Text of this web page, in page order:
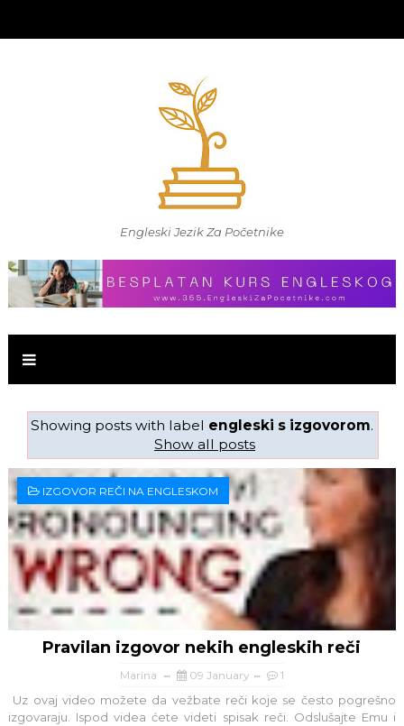
Engleski Jezik Za Početnike
Showing posts with label engleski s izgovorom.
Show all posts
IZGOVOR REČI NA ENGLESKOM
Pravilan izgovor nekih engleskih reči
Marina 09 January 1
Uz ovaj video možete da vežbate reči koje se često pogrešno
izgovaraju. Ispod videa ćete videti spisak reči. Odslušajte Emu i